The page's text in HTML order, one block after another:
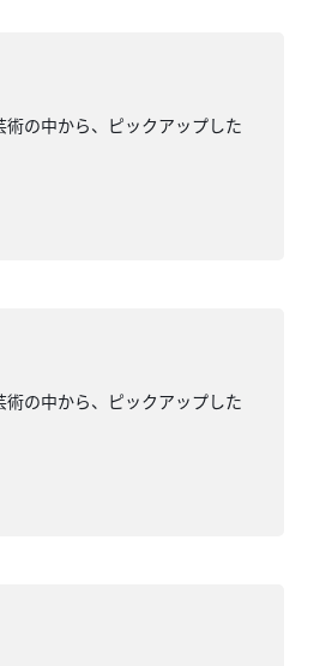
の中から、ピックアップした
の中から、ピックアップした